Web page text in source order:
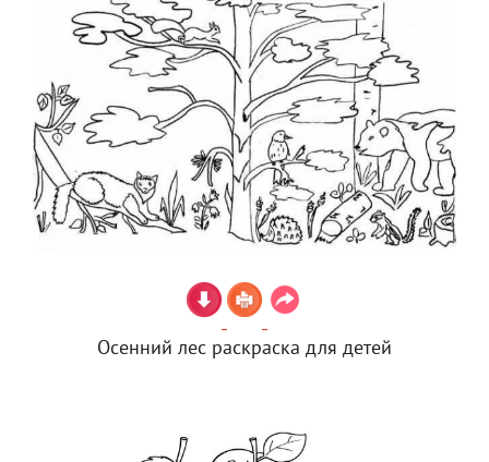
Осенний лес раскраска для детей